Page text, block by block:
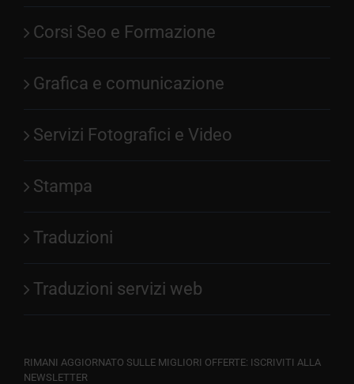
Corsi Seo e Formazione
Grafica e comunicazione
Servizi Fotografici e Video
Stampa
Traduzioni
Traduzioni servizi web
RIMANI AGGIORNATO SULLE MIGLIORI OFFERTE: ISCRIVITI ALLA
NEWSLETTER